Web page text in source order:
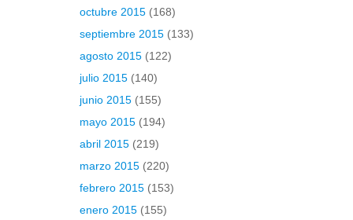
octubre 2015 (168)
septiembre 2015 (133)
agosto 2015 (122)
julio 2015 (140)
junio 2015 (155)
mayo 2015 (194)
abril 2015 (219)
marzo 2015 (220)
febrero 2015 (153)
enero 2015 (155)